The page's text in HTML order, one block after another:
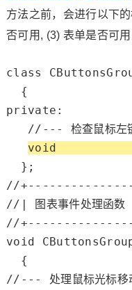
方法之前，会进行以下
否可用, (3) 表单是否可
class
private :
//--- 检查鼠标左
void
//
//| 图表事件处理函
//
void
//--- 处理鼠标光标移